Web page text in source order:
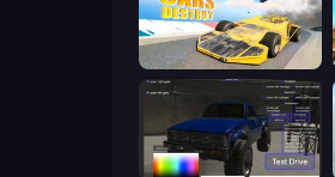
Madness Cars Destroy